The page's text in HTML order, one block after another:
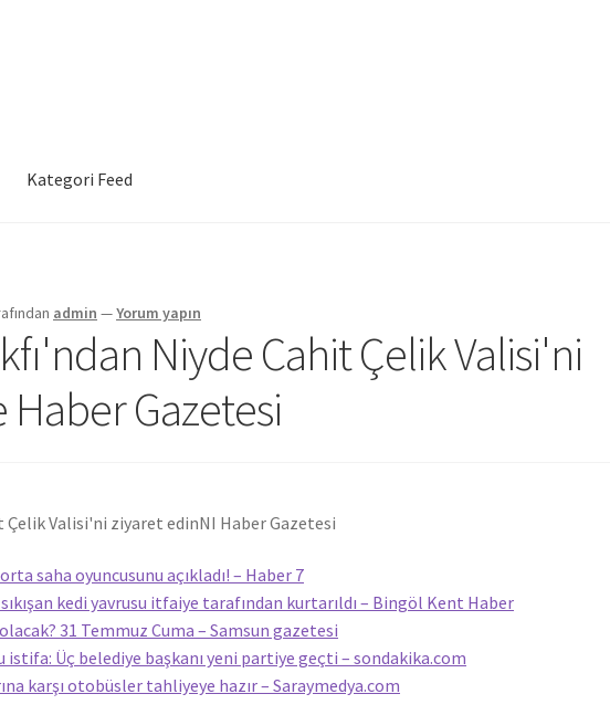
Kategori Feed
admin —Yorum yapın
Niyde Cahit Çelik Valisi'ni
Gazetesi
Çelik Valisi'ni ziyaret edinNI Haber Gazetesi
saha oyuncusunu açıkladı! – Haber 7
kedi yavrusu itfaiye tarafından kurtarıldı – Bingöl Kent Haber
31 Temmuz Cuma – Samsun gazetesi
istifa: Üç belediye başkanı yeni partiye geçti – sondakika.com
karşı otobüsler tahliyeye hazır – Saraymedya.com